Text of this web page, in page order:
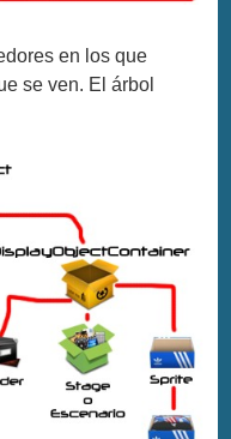
en los que
se ven. El árbol